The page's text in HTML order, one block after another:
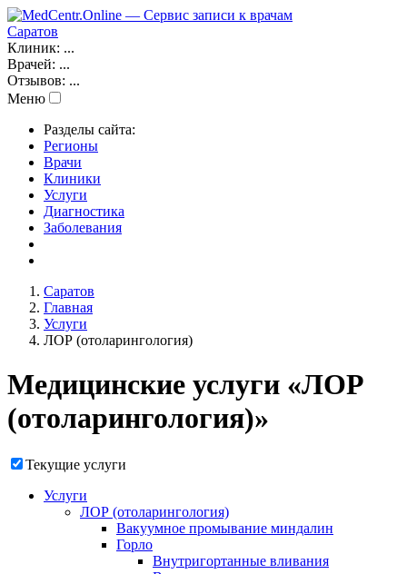
Саратов
Клиник: ...
Врачей: ...
Отзывов: ...
Меню
Разделы сайта:
Регионы
Врачи
Клиники
Услуги
Диагностика
Заболевания
Саратов
Главная
Услуги
ЛОР (отоларингология)
Медицинские услуги «ЛОР
(отоларингология)»
Текущие услуги
Услуги
ЛОР (отоларингология)
Вакуумное промывание миндалин
Горло
Внутригортанные вливания